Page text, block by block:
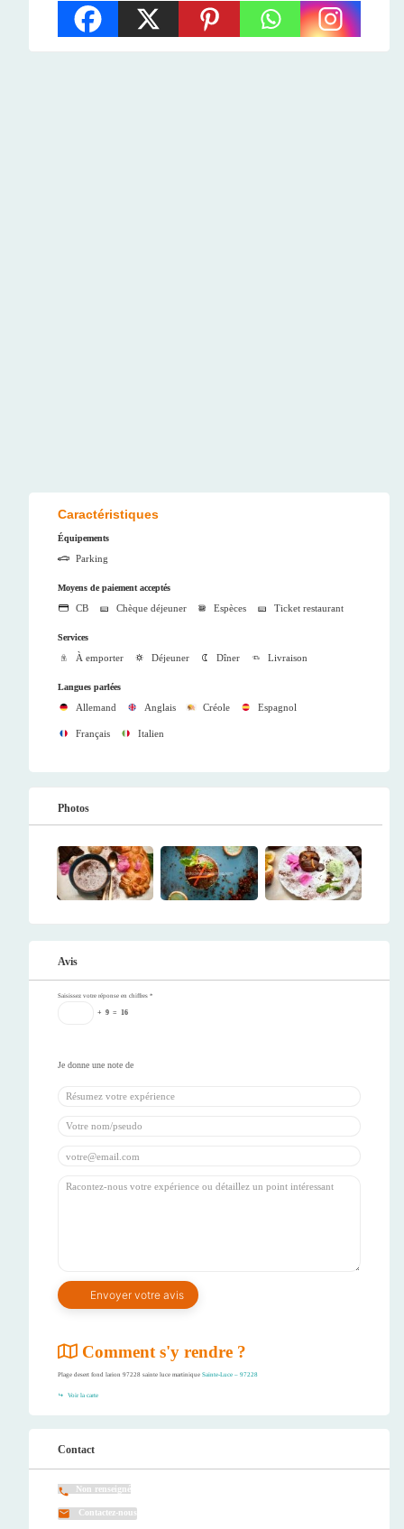
Caractéristiques
Équipements
Parking
Moyens de paiement acceptés
CB Chèque déjeuner Espèces Ticket restaurant
Services
À emporter Déjeuner Dîner Livraison
Langues parlées
Allemand Anglais Créole Espagnol
Français Italien
Photos
Avis
Saisissez votre réponse en chiffres *
+ 9 = 16
Comment s'y rendre ?
Plage desert fond larion 97228 sainte luce martinique Sainte-Luce – 97228
Voir la carte
Contact
Non renseigné
Contactez-nous